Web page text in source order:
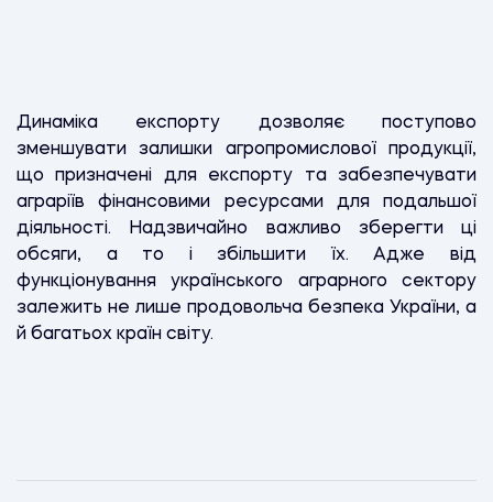
Динаміка експорту дозволяє поступово
зменшувати залишки агропромислової продукції,
що призначені для експорту та забезпечувати
аграріїв фінансовими ресурсами для подальшої
діяльності. Надзвичайно важливо зберегти ці
обсяги, а то і збільшити їх. Адже від
функціонування українського аграрного сектору
залежить не лише продовольча безпека України, а
й багатьох країн світу.